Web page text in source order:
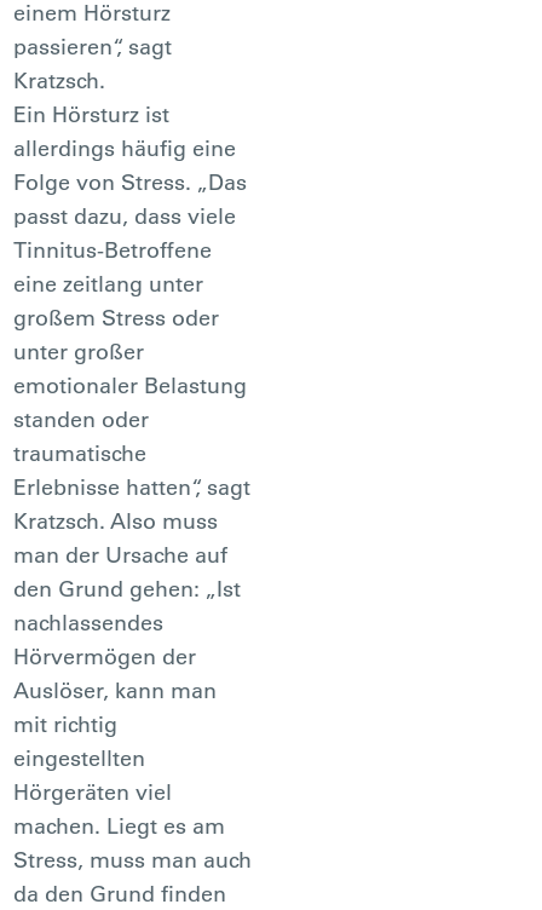
einem Hörsturz
passieren“, sagt
Kratzsch.
Ein Hörsturz ist
allerdings häufig eine
Folge von Stress. „Das
passt dazu, dass viele
Tinnitus-Betroffene
eine zeitlang unter
großem Stress oder
unter großer
emotionaler Belastung
standen oder
traumatische
Erlebnisse hatten“, sagt
Kratzsch. Also muss
man der Ursache auf
den Grund gehen: „Ist
nachlassendes
Hörvermögen der
Auslöser, kann man
mit richtig
eingestellten
Hörgeräten viel
machen. Liegt es am
Stress, muss man auch
da den Grund finden